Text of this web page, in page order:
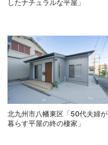
したナチュラルな平屋」
北九州市八幡東区「50代夫婦が
暮らす平屋の終の棲家」